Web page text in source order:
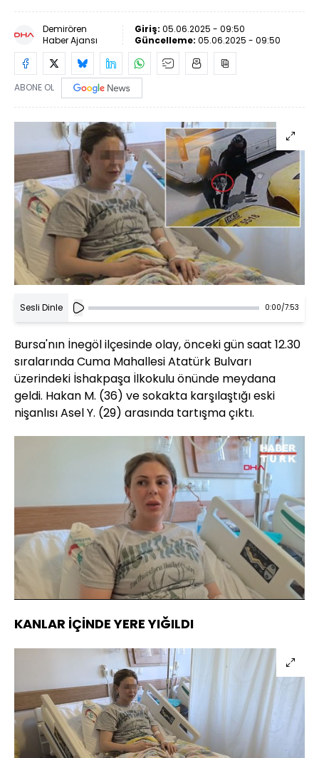
Demirören
Haber Ajansı
Giriş: 05.06.2025 - 09:50
Güncelleme: 05.06.2025 - 09:50
ABONE OL
Sesli Dinle 0:00/7:53
Bursa'nın İnegöl ilçesinde olay, önceki gün saat 12.30
sıralarında Cuma Mahallesi Atatürk Bulvarı
üzerindeki İshakpaşa İlkokulu önünde meydana
geldi. Hakan M. (36) ve sokakta karşılaştığı eski
nişanlısı Asel Y. (29) arasında tartışma çıktı.
Aç
Yüklendi :
Oynatma
Hızı
KANLAR İÇİNDE YERE YIĞILDI